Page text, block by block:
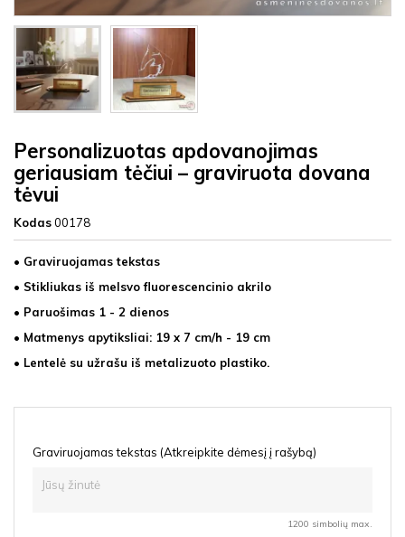
Personalizuotas apdovanojimas
geriausiam tėčiui – graviruota dovana
tėvui
Kodas00178
• Graviruojamas tekstas
• Stikliukas iš melsvofluorescencinio akrilo
• Paruošimas 1 - 2 dienos
• Matmenys apytiksliai: 19 x 7 cm/h - 19 cm
• Lentelė su užrašu iš metalizuoto plastiko.
Graviruojamas tekstas (Atkreipkite dėmesį į rašybą)
1200 simbolių max.